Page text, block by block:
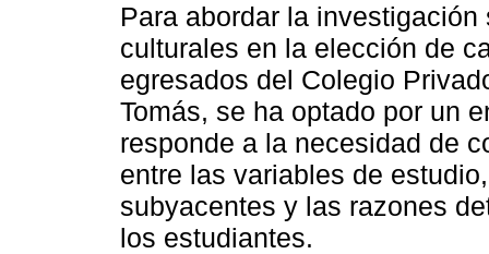
Para abordar la
culturales en la elección de
egresados del Colegio
Tomás, se ha optado por un
responde a la necesidad de
entre las variables de
subyacentes y las razones
los estudiantes.